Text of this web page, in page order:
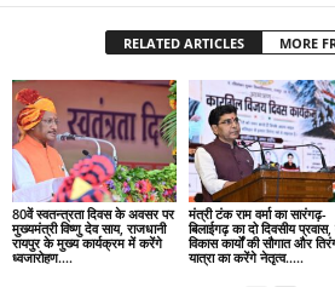
RELATED ARTICLES MORE
80वें स्वतन्त्रता दिवस के अवसर पर
मुख्यमंत्री विष्णु देव साय, राजधानी
रायपुर के मुख्य कार्यक्रम में करेंगे
ध्वजारोहण….
मंत्री टंक राम वर्मा का सारंगढ़-
बिलाईगढ़ का दो दिवसीय
विकास कार्यों की सौगात और
यात्रा का करेंगे नेतृत्व…..